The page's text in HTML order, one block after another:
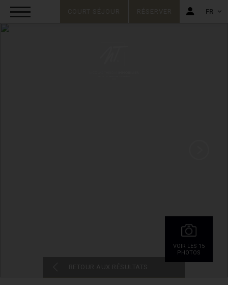
FR
VOIR LES 15
PHOTOS